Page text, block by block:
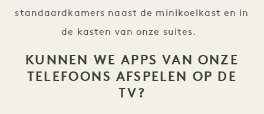
standaardkamers naast de minikoelkast en in
de kasten van onze suites.
KUNNEN WE APPS VAN ONZE
TELEFOONS AFSPELEN OP DE
TV?